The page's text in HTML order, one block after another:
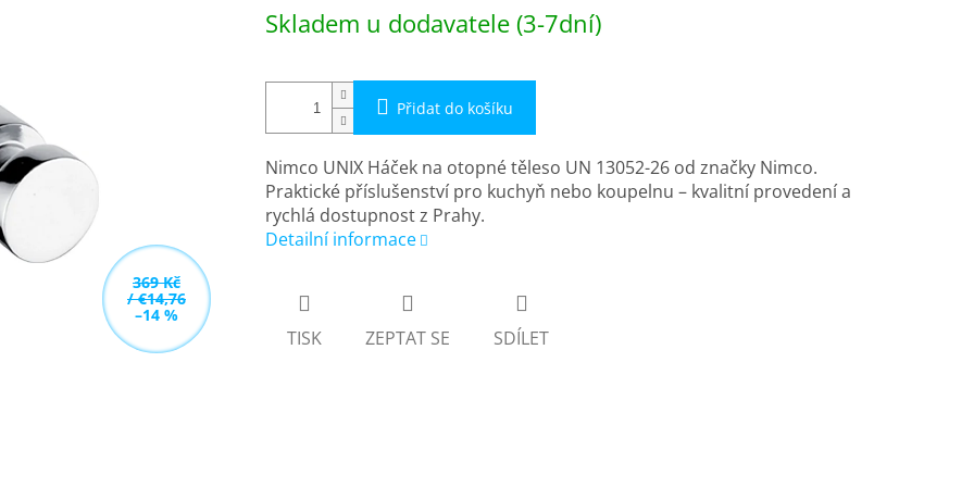
369 Kč
/ €14,76
–14 %
cena:
Skladem u dodavatele (3-7dní)
Přidat do košíku
Nimco UNIX Háček na otopné těleso UN 13052-26 od značky Nimco.
Praktické příslušenství pro kuchyň nebo koupelnu – kvalitní provedení a
rychlá dostupnost z Prahy.
Detailní informace
TISK ZEPTAT SE SDÍLET